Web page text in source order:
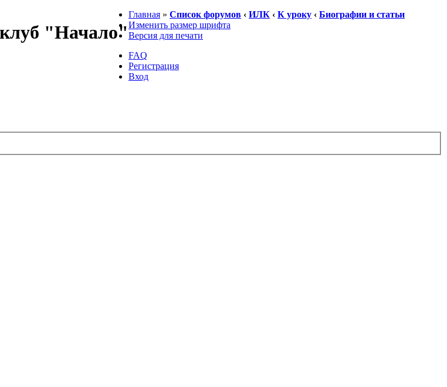
"Начало"
Главная » Список форумов ‹ ИЛК ‹ К уроку ‹ Биографии и статьи
Изменить размер шрифта
Версия для печати
FAQ
Регистрация
Вход